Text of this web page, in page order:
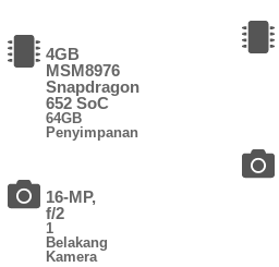
4GB
MSM8976
Snapdragon
652 SoC
64GB
Penyimpanan
16-MP,
f/2
1
Belakang
Kamera